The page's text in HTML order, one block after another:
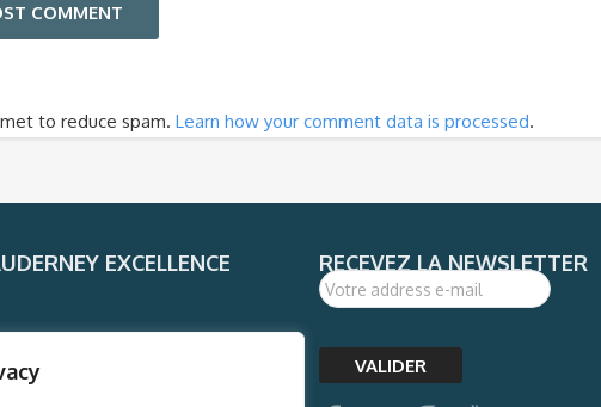
COMMENT
to reduce spam. Learn how your comment data is processed.
EXCELLENCE
avec Auderney Excellence ?
?
RECEVEZ LA NEWSLETTER